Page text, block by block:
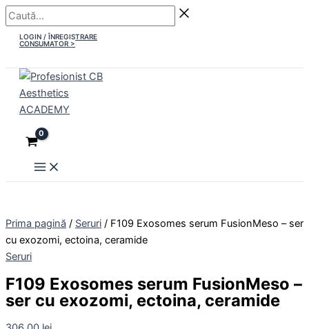
Skip
to
content
Caută...
LOGIN / ÎNREGISTRARE
CONSUMATOR >
Menu
Prima pagină / Seruri / F109 Exosomes serum FusionMeso – ser
cu exozomi, ectoina, ceramide
Seruri
F109 Exosomes serum FusionMeso –
ser cu exozomi, ectoina, ceramide
Cantitate
F109
Exosomes
FusionMeso
exozomi,
ceramide